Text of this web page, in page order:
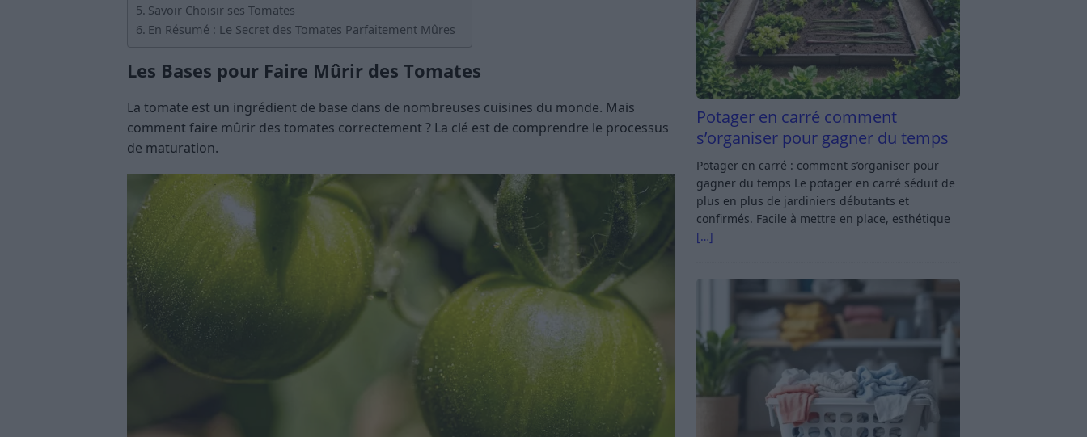
Savoir Choisir ses Tomates
En Résumé : Le Secret des Tomates Parfaitement Mûres
Les Bases pour Faire Mûrir des Tomates
La tomate est un ingrédient de base dans de nombreuses cuisines du monde. Mais
comment faire mûrir des tomates correctement ? La clé est de comprendre le processus
de maturation.
Potager en carré comment
s’organiser pour gagner du temps
Potager en carré : comment s’organiser pour
gagner du temps Le potager en carré séduit de
plus en plus de jardiniers débutants et
confirmés. Facile à mettre en place, esthétique
[…]